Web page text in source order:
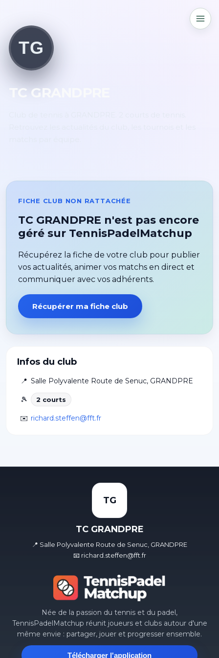
TG
TC GRANDPRE
Infos du club
📍 Salle Polyvalente Route de Senuc, GRANDPRE
🎾 2 courts
✉️ richard.steffen@fft.fr
FICHE CLUB NON RATTACHÉE
TC GRANDPRE n'est pas encore
géré sur TennisPadelMatchup
Récupérez la fiche de votre club pour publier
vos actualités, animer vos matchs en direct et
communiquer avec vos adhérents.
Récupérer ma fiche club
TG
TC GRANDPRE
📍 Salle Polyvalente Route de Senuc, GRANDPRE
📧 richard.steffen@fft.fr
Née de la passion du tennis et du padel,
TennisPadelMatchup réunit joueurs et clubs autour d'une
même envie : partager, jouer et progresser ensemble.
Télécharger l'application